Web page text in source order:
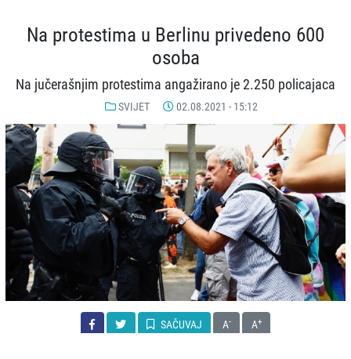
Na protestima u Berlinu privedeno 600
osoba
Na jučerašnjim protestima angažirano je 2.250 policajaca
SVIJET 02.08.2021 - 15:12
SAČUVAJ A- A+